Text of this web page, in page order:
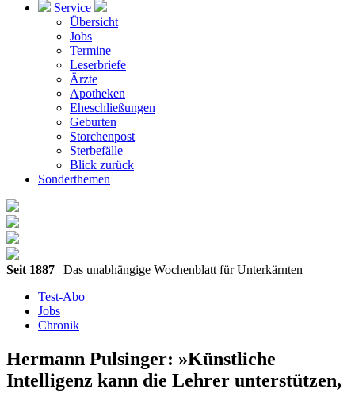
Service
Übersicht
Jobs
Termine
Leserbriefe
Ärzte
Apotheken
Eheschließungen
Geburten
Storchenpost
Sterbefälle
Blick zurück
Sonderthemen
Seit 1887 | Das unabhängige Wochenblatt für Unterkärnten
Test-Abo
Jobs
Chronik
Hermann Pulsinger: »Künstliche
Intelligenz kann die Lehrer unterstützen,